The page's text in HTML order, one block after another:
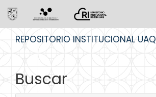
REPOSITORIO INSTITUCIONAL UAQ
Buscar